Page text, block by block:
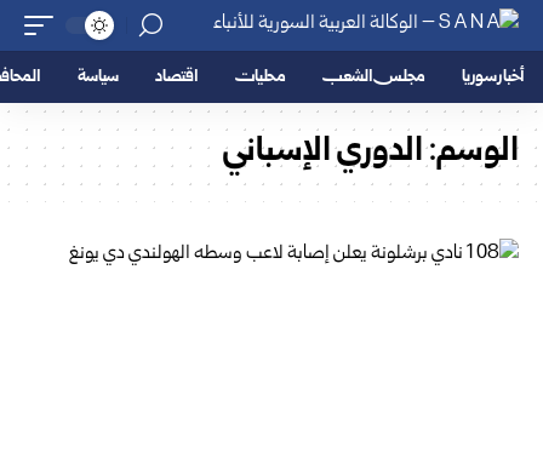
أخبار سوريا مجلس الشعب محليات اقتصاد سياسة
الوسم:الدوري الإسباني